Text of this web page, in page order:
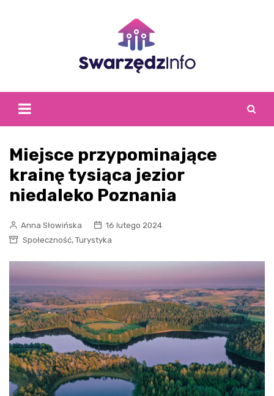
Miejsce przypominające
krainę tysiąca jezior
niedaleko Poznania
Anna Słowińska
16 lutego 2024
Społeczność, Turystyka